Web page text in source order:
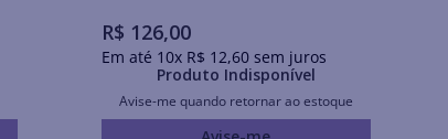
R$ 126,00
Em até 10x R$ 12,60sem juros
Produto Indisponível
Avise-me quando retornar ao estoque